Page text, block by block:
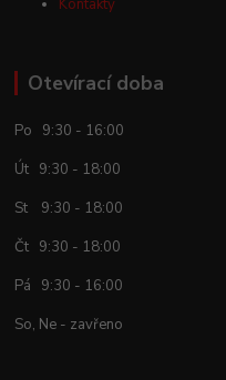
Kontakty
Otevírací doba
Po 9:30 - 16:00
Út 9:30 - 18:00
St 9:30 - 18:00
Čt 9:30 - 18:00
Pá 9:30 - 16:00
So, Ne - zavřeno